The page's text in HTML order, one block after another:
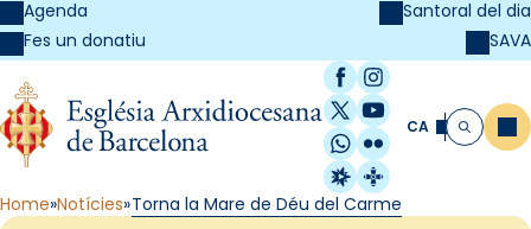
Agenda
Fes un donatiu
Santoral del dia
SAVA
Facebook
Instagram
X / Twitter
YouTube
WhatsApp
Flickr
Radio Estel
Catalunya
CA Cerca
Home Notícies Torna la Mare de Déu del Carme